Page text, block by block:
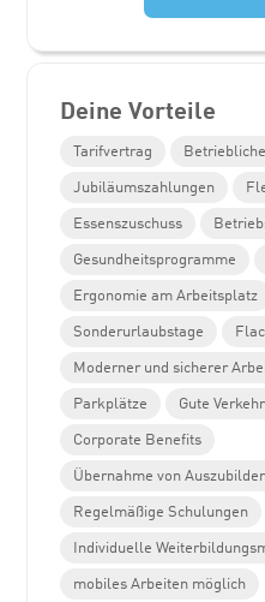
Deine Vorteile
Tarifvertrag
Jubiläumszahlungen
Essenszuschuss
Gesundheitsprogramme
Ergonomie am Arbeitsplatz
Sonderurlaubstage
Moderner und sicherer
Parkplätze
Gute
Corporate Benefits
Übernahme von
Regelmäßige Schulungen
Individuelle
mobiles Arbeiten möglich